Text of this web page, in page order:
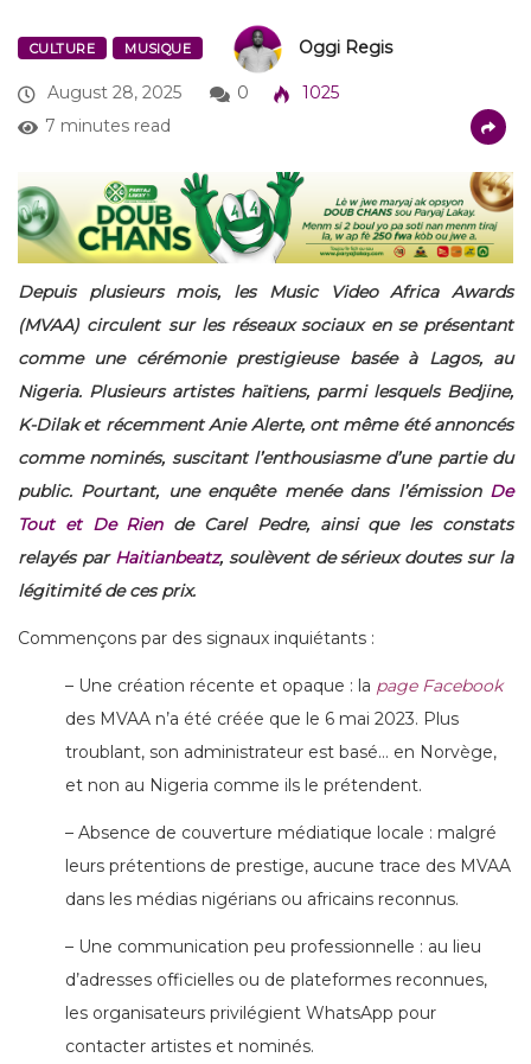
CULTURE MUSIQUE Oggi Regis
August 28, 2025 0
1025
7 minutes read
Depuis plusieurs mois, les Music Video Africa Awards
(MVAA) circulent sur les réseaux sociaux en se présentant
comme une cérémonie prestigieuse basée à Lagos, au
Nigeria. Plusieurs artistes haïtiens, parmi lesquels Bedjine,
K-Dilak et récemment Anie Alerte, ont même été annoncés
comme nominés, suscitant l’enthousiasme d’une partie du
public. Pourtant, une enquête menée dans l’émission De
Tout et De Riende Carel Pedre, ainsi que les constats
relayés par Haitianbeatz, soulèvent de sérieux doutes sur la
légitimité de ces prix.
Commençons par des signaux inquiétants :
– Une création récente et opaque : la page Facebook
des MVAA n’a été créée que le 6 mai 2023. Plus
troublant, son administrateur est basé… en Norvège,
et non au Nigeria comme ils le prétendent.
– Absence de couverture médiatique locale : malgré
leurs prétentions de prestige, aucune trace des MVAA
dans les médias nigérians ou africains reconnus.
– Une communication peu professionnelle : au lieu
d’adresses officielles ou de plateformes reconnues,
les organisateurs privilégient WhatsApp pour
contacter artistes et nominés.